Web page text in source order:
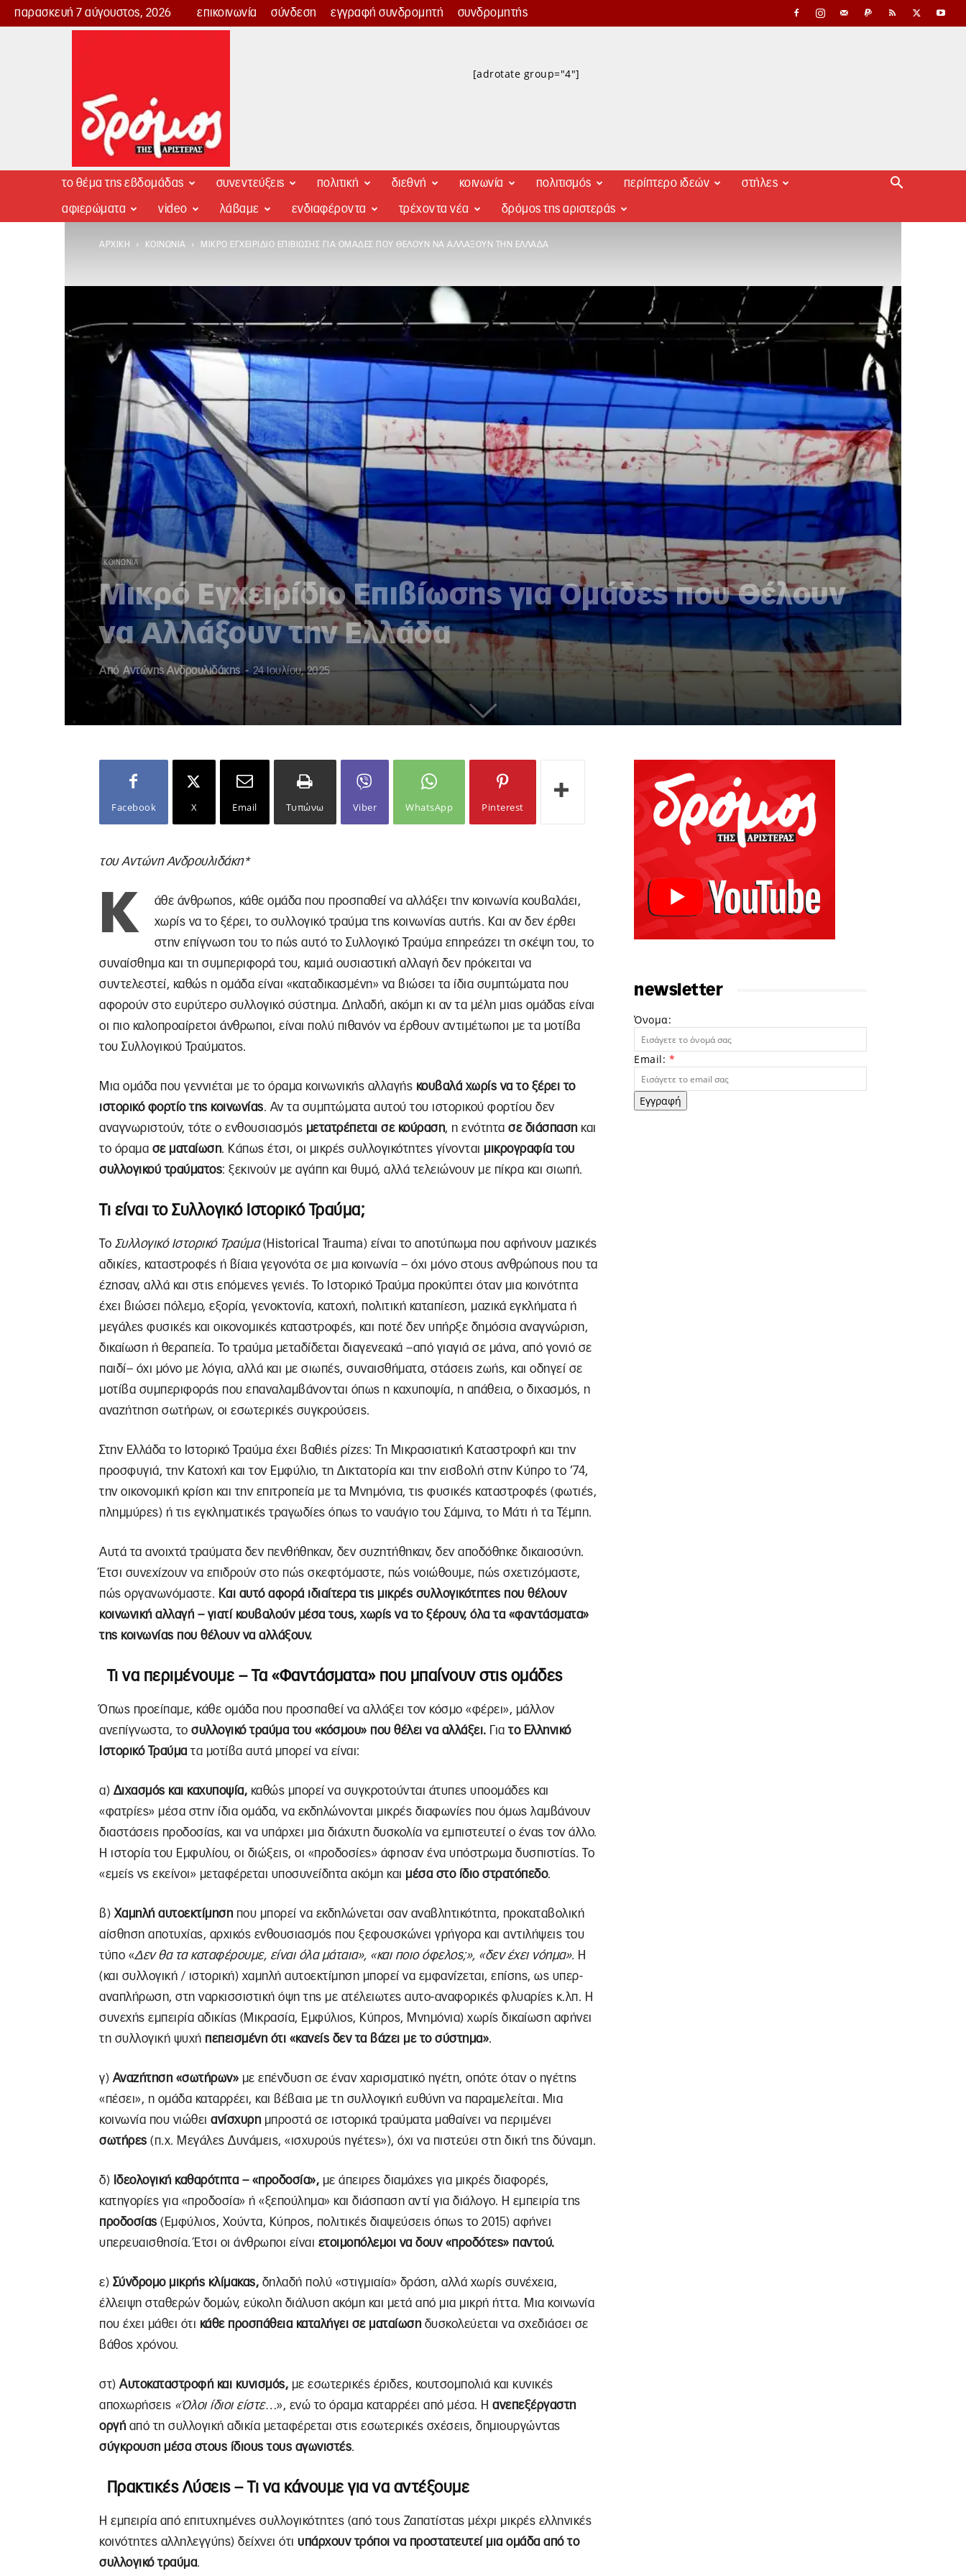
παρασκευή 7 αύγουστος, 2026 επικοινωνία σύνδεση εγγραφή συνδρομητή συνδρομητής
Δρόμος
[adrotate group="4"]
το θέμα της εβδομάδας συνεντεύξεις πολιτική διεθνή κοινωνία πολιτισμός περίπτερο ιδεών στήλες
αφιερώματα video λάβαμε ενδιαφέροντα τρέχοντα νέα δρόμος της αριστεράς
ΑΡΧΙΚΉ ΚΟΙΝΩΝΊΑ ΜΙΚΡΌ ΕΓΧΕΙΡΊΔΙΟ ΕΠΙΒΊΩΣΗΣ ΓΙΑ ΟΜΆΔΕΣ ΠΟΥ ΘΈΛΟΥΝ ΝΑ ΑΛΛΆΞΟΥΝ ΤΗΝ ΕΛΛΆΔΑ
ΚΟΙΝΩΝΊΑ
Μικρό Εγχειρίδιο Επιβίωσης για Ομάδες που Θέλουν
να Αλλάξουν την Ελλάδα
Από Αντώνης Ανδρουλιδάκης - 24 Ιουλίου, 2025
Facebook X Email Τυπώνω Viber WhatsApp Pinterest
του Αντώνη Ανδρουλιδάκη*
Κ
άθε άνθρωπος, κάθε ομάδα που προσπαθεί να αλλάξει την κοινωνία κουβαλάει,
χωρίς να το ξέρει, το συλλογικό τραύμα της κοινωνίας αυτής. Και αν δεν έρθει
στην επίγνωση του το πώς αυτό το Συλλογικό Τραύμα επηρεάζει τη σκέψη του, το
συναίσθημα και τη συμπεριφορά του, καμιά ουσιαστική αλλαγή δεν πρόκειται να
συντελεστεί, καθώς η ομάδα είναι «καταδικασμένη» να βιώσει τα ίδια συμπτώματα που
αφορούν στο ευρύτερο συλλογικό σύστημα. Δηλαδή, ακόμη κι αν τα μέλη μιας ομάδας είναι
οι πιο καλοπροαίρετοι άνθρωποι, είναι πολύ πιθανόν να έρθουν αντιμέτωποι με τα μοτίβα
του Συλλογικού Τραύματος.
Μια ομάδα που γεννιέται με το όραμα κοινωνικής αλλαγής κουβαλά χωρίς να το ξέρει το
ιστορικό φορτίο της κοινωνίας. Αν τα συμπτώματα αυτού του ιστορικού φορτίου δεν
αναγνωριστούν, τότε ο ενθουσιασμός μετατρέπεται σε κούραση, η ενότητα σε διάσπαση και
το όραμα σε ματαίωση. Κάπως έτσι, οι μικρές συλλογικότητες γίνονται μικρογραφία του
συλλογικού τραύματος: ξεκινούν με αγάπη και θυμό, αλλά τελειώνουν με πίκρα και σιωπή.
Τι είναι το Συλλογικό Ιστορικό Τραύμα;
Το Συλλογικό Ιστορικό Τραύμα(Historical Trauma) είναι το αποτύπωμα που αφήνουν μαζικές
αδικίες, καταστροφές ή βίαια γεγονότα σε μια κοινωνία – όχι μόνο στους ανθρώπους που τα
έζησαν, αλλά και στις επόμενες γενιές. Το Ιστορικό Τραύμα προκύπτει όταν μια κοινότητα
έχει βιώσει πόλεμο, εξορία, γενοκτονία, κατοχή, πολιτική καταπίεση, μαζικά εγκλήματα ή
μεγάλες φυσικές και οικονομικές καταστροφές, και ποτέ δεν υπήρξε δημόσια αναγνώριση,
δικαίωση ή θεραπεία. Το τραύμα μεταδίδεται διαγενεακά –από γιαγιά σε μάνα, από γονιό σε
παιδί– όχι μόνο με λόγια, αλλά και με σιωπές, συναισθήματα, στάσεις ζωής, και οδηγεί σε
μοτίβα συμπεριφοράς που επαναλαμβάνονται όπως η καχυποψία, η απάθεια, ο διχασμός, η
αναζήτηση σωτήρων, οι εσωτερικές συγκρούσεις.
Στην Ελλάδα το Ιστορικό Τραύμα έχει βαθιές ρίζες: Τη Μικρασιατική Καταστροφή και την
προσφυγιά, την Κατοχή και τον Εμφύλιο, τη Δικτατορία και την εισβολή στην Κύπρο το ’74,
την οικονομική κρίση και την επιτροπεία με τα Μνημόνια, τις φυσικές καταστροφές (φωτιές,
πλημμύρες) ή τις εγκληματικές τραγωδίες όπως το ναυάγιο του Σάμινα, το Μάτι ή τα Τέμπη.
Αυτά τα ανοιχτά τραύματα δεν πενθήθηκαν, δεν συζητήθηκαν, δεν αποδόθηκε δικαιοσύνη.
Έτσι συνεχίζουν να επιδρούν στο πώς σκεφτόμαστε, πώς νοιώθουμε, πώς σχετιζόμαστε,
πώς οργανωνόμαστε. Και αυτό αφορά ιδιαίτερα τις μικρές συλλογικότητες που θέλουν
κοινωνική αλλαγή – γιατί κουβαλούν μέσα τους, χωρίς να το ξέρουν, όλα τα «φαντάσματα»
της κοινωνίας που θέλουν να αλλάξουν.
Τι να περιμένουμε – Τα «Φαντάσματα» που μπαίνουν στις ομάδες
Όπως προείπαμε, κάθε ομάδα που προσπαθεί να αλλάξει τον κόσμο «φέρει», μάλλον
ανεπίγνωστα, το συλλογικό τραύμα του «κόσμου» που θέλει να αλλάξει. Για το Ελληνικό
Ιστορικό Τραύμα τα μοτίβα αυτά μπορεί να είναι:
α) Διχασμός και καχυποψία, καθώς μπορεί να συγκροτούνται άτυπες υποομάδες και
«φατρίες» μέσα στην ίδια ομάδα, να εκδηλώνονται μικρές διαφωνίες που όμως λαμβάνουν
διαστάσεις προδοσίας, και να υπάρχει μια διάχυτη δυσκολία να εμπιστευτεί ο ένας τον άλλο.
Η ιστορία του Εμφυλίου, οι διώξεις, οι «προδοσίες» άφησαν ένα υπόστρωμα δυσπιστίας. Το
«εμείς vs εκείνοι» μεταφέρεται υποσυνείδητα ακόμη και μέσα στο ίδιο στρατόπεδο.
β) Χαμηλή αυτοεκτίμηση που μπορεί να εκδηλώνεται σαν αναβλητικότητα, προκαταβολική
αίσθηση αποτυχίας, αρχικός ενθουσιασμός που ξεφουσκώνει γρήγορα και αντιλήψεις του
τύπο «Δεν θα τα καταφέρουμε, είναι όλα μάταια», «και ποιο όφελος;», «δεν έχει νόημα». Η
(και συλλογική / ιστορική) χαμηλή αυτοεκτίμηση μπορεί να εμφανίζεται, επίσης, ως υπερ-
αναπλήρωση, στη ναρκισσιστική όψη της με ατέλειωτες αυτο-αναφορικές φλυαρίες κ.λπ. Η
συνεχής εμπειρία αδικίας (Μικρασία, Εμφύλιος, Κύπρος, Μνημόνια) χωρίς δικαίωση αφήνει
τη συλλογική ψυχή πεπεισμένη ότι «κανείς δεν τα βάζει με το σύστημα».
γ) Αναζήτηση «σωτήρων» με επένδυση σε έναν χαρισματικό ηγέτη, οπότε όταν ο ηγέτης
«πέσει», η ομάδα καταρρέει, και βέβαια με τη συλλογική ευθύνη να παραμελείται. Μια
κοινωνία που νιώθει ανίσχυρη μπροστά σε ιστορικά τραύματα μαθαίνει να περιμένει
σωτήρες (π.χ. Μεγάλες Δυνάμεις, «ισχυρούς ηγέτες»), όχι να πιστεύει στη δική της δύναμη.
δ) Ιδεολογική καθαρότητα – «προδοσία», με άπειρες διαμάχες για μικρές διαφορές,
κατηγορίες για «προδοσία» ή «ξεπούλημα» και διάσπαση αντί για διάλογο. Η εμπειρία της
προδοσίας (Εμφύλιος, Χούντα, Κύπρος, πολιτικές διαψεύσεις όπως το 2015) αφήνει
υπερευαισθησία. Έτσι οι άνθρωποι είναι ετοιμοπόλεμοι να δουν «προδότες» παντού.
ε) Σύνδρομο μικρής κλίμακας, δηλαδή πολύ «στιγμιαία» δράση, αλλά χωρίς συνέχεια,
έλλειψη σταθερών δομών, εύκολη διάλυση ακόμη και μετά από μια μικρή ήττα. Μια κοινωνία
που έχει μάθει ότι κάθε προσπάθεια καταλήγει σε ματαίωση δυσκολεύεται να σχεδιάσει σε
βάθος χρόνου.
στ) Αυτοκαταστροφή και κυνισμός, με εσωτερικές έριδες, κουτσομπολιά και κυνικές
αποχωρήσεις «Όλοι ίδιοι είστε…», ενώ το όραμα καταρρέει από μέσα. Η ανεπεξέργαστη
οργή από τη συλλογική αδικία μεταφέρεται στις εσωτερικές σχέσεις, δημιουργώντας
σύγκρουση μέσα στους ίδιους τους αγωνιστές.
Πρακτικές Λύσεις – Τι να κάνουμε για να αντέξουμε
Η εμπειρία από επιτυχημένες συλλογικότητες (από τους Ζαπατίστας μέχρι μικρές ελληνικές
κοινότητες αλληλεγγύης) δείχνει ότι υπάρχουν τρόποι να προστατευτεί μια ομάδα από το
συλλογικό τραύμα.
newsletter
Όνομα:
Email: *
Εγγραφή